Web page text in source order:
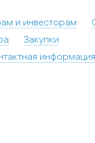
и инвесторам
Закупки
информация